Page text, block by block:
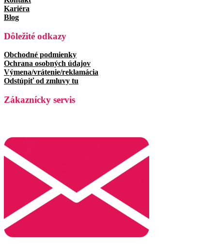
Kariéra
Blog
Dôležité odkazy
Obchodné podmienky
Ochrana osobných údajov
Výmena/vrátenie/reklamácia
Odstúpiť od zmluvy tu
Zákaznícky servis